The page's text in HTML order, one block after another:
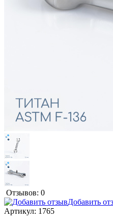
Отзывов: 0
Добавить
Артикул: 1765